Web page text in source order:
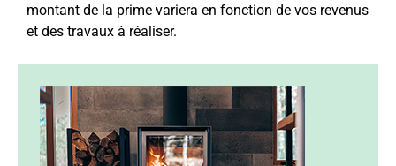
montant de la prime variera en fonction de vos revenus
et des travaux à réaliser.